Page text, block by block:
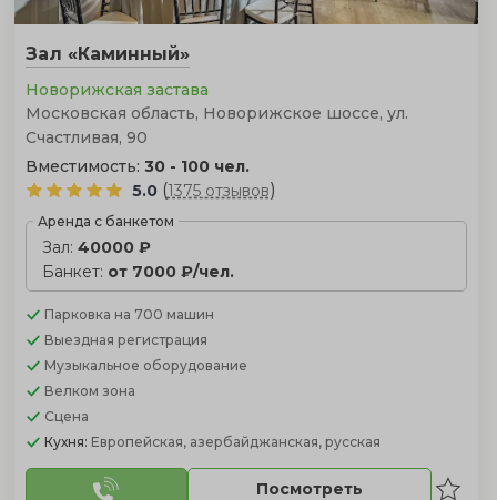
Зал «Каминный»
Новорижская застава
Московская область, Новорижское шоссе, ул.
Счастливая, 90
Вместимость: 30 - 100 чел.
5.0 (1375 отзывов)
Аренда с банкетом
Зал: 40000 ₽
Банкет: от 7000 ₽/чел.
Парковка на 700 машин
Выездная регистрация
Музыкальное оборудование
Велком зона
Сцена
Кухня: Европейская, азербайджанская, русская
Посмотреть